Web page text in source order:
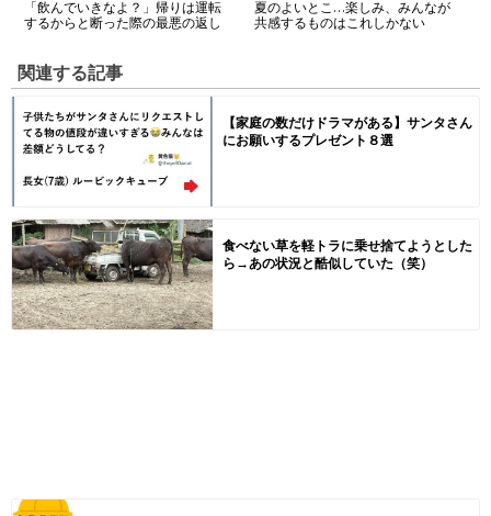
「飲んでいきなよ？」帰りは運転
するからと断った際の最悪の返し
夏のよいとこ…楽しみ、みんなが
共感するものはこれしかない
関連する記事
【家庭の数だけドラマがある】サンタさん
にお願いするプレゼント８選
食べない草を軽トラに乗せ捨てようとした
ら→あの状況と酷似していた（笑）